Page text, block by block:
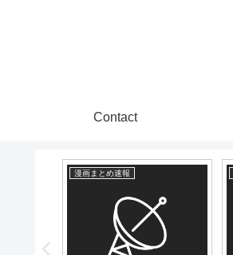
Contact
漫画まとめ速報